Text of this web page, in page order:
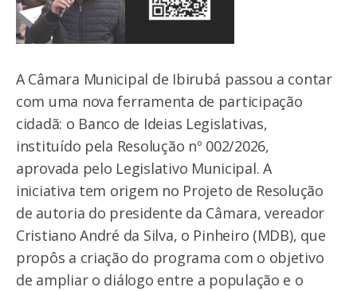
A Câmara Municipal de Ibirubá passou a contar
com uma nova ferramenta de participação
cidadã: o Banco de Ideias Legislativas,
instituído pela Resolução nº 002/2026,
aprovada pelo Legislativo Municipal. A
iniciativa tem origem no Projeto de Resolução
de autoria do presidente da Câmara, vereador
Cristiano André da Silva, o Pinheiro (MDB), que
propôs a criação do programa com o objetivo
de ampliar o diálogo entre a população e o